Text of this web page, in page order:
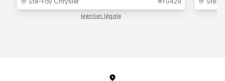
Mention légale